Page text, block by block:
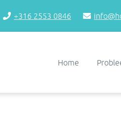
+316 2553 0846
Home